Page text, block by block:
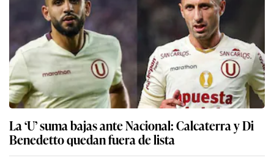
La ‘U’ suma bajas ante Nacional: Calcaterra y Di
Benedetto quedan fuera de lista